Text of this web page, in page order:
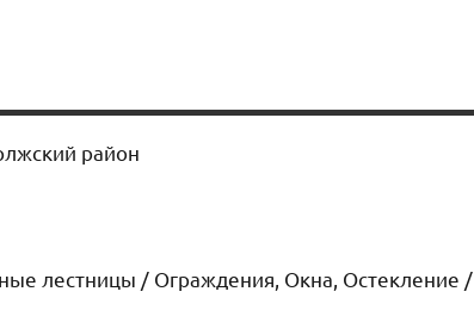
район
лестницы / Ограждения, Окна, Остекление /